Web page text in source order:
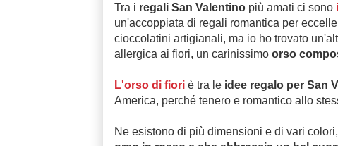
Tra i regali San Valentino più amati ci sono
un'accoppiata di regali romantica per
cioccolatini artigianali, ma io ho trovato
allergica ai fiori, un carinissimoorso
L'orso di fioriè tra le idee regalo per San
America, perché tenero e romantico allo
Ne esistono di più dimensioni e di vari